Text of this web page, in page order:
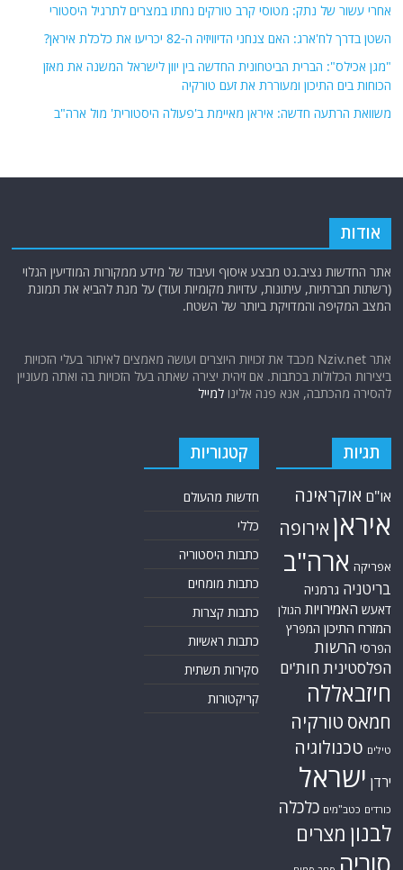
אחרי עשור של נתק: מטוסי קרב טורקים נחתו במצרים לתרגיל היסטורי
השטן בדרך לח'ארג: האם צנחני הדיוויזיה ה-82 יכריעו את כלכלת איראן?
"מגן אכילס": הברית הביטחונית החדשה בין יוון לישראל המשנה את מאזן
הכוחות בים התיכון ומעוררת את זעם טורקיה
משוואת הרתעה חדשה: איראן מאיימת ב'פעולה היסטורית' מול ארה"ב
אודות
אתר החדשות נציב.נט מבצע איסוף ועיבוד של מידע ממקורות המודיעין הגלוי
(רשתות חברתיות, עיתונות, עדויות מקומיות ועוד) על מנת להביא את תמונת
המצב המקיפה והמדויקת ביותר של השטח.
אתר Nziv.net מכבד את זכויות היוצרים ועושה מאמצים לאיתור בעלי הזכויות
ביצירות הכלולות בכתבות. אם זיהית יצירה שאתה בעל הזכויות בה ואתה מעוניין
להסירה מהכתבה, אנא פנה אלינולמייל
תגיות
או"ם אוקראינה
איראן אירופה
אפריקה ארה"ב
בריטניה גרמניה
דאעש האמירויות הגולן
המזרח התיכון המפרץ
הפרסי הרשות
הפלסטינית חות'ים
חיזבאללה
חמאס טורקיה
טילים טכנולוגיה
ירדן ישראל
כורדים כטב"מים כלכלה
לבנון מצרים
קטגוריות
חדשות מהעולם
כללי
כתבות היסטוריה
כתבות מומחים
כתבות קצרות
כתבות ראשיות
סקירות תשתית
קריקטורות